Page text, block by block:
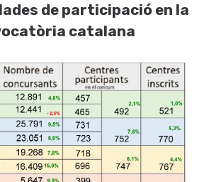
de participació en la
catalana